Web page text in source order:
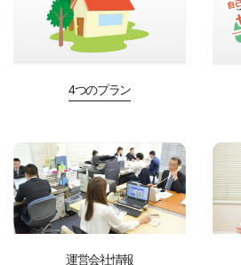
4つのプラン
運営会社情報